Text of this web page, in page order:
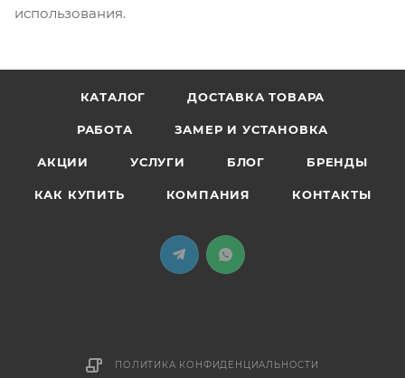
использования.
КАТАЛОГ ДОСТАВКА ТОВАРА
РАБОТА ЗАМЕР И УСТАНОВКА
АКЦИИ УСЛУГИ БЛОГ БРЕНДЫ
КАК КУПИТЬ КОМПАНИЯ КОНТАКТЫ
ПОЛИТИКА КОНФИДЕНЦИАЛЬНОСТИ